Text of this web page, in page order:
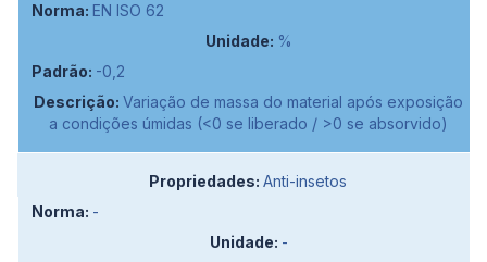
EN ISO 62
%
-0,2
Variação de massa do material após exposição
a condições úmidas (<0 se liberado / >0 se absorvido)
Anti-insetos
-
-